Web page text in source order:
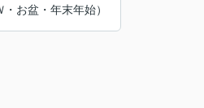
・お盆・年末年始）